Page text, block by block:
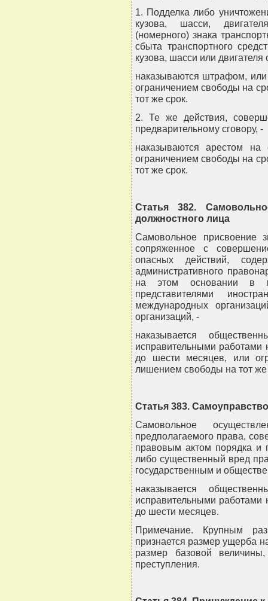
1. Подделка либо
кузова, шасси,
(номерного) знака
сбыта транспортного
кузова, шасси или
наказываются штрафом,
ограничением свободы на
тот же срок.
2. Те же действия,
предварительному сговору, -
наказываются арестом
ограничением свободы на
тот же срок.
Статья 382.
должностного лица
Самовольное присвоение
сопряженное с
опасных действий,
административного
на этом основании в
представителями
международных
организаций, -
наказывается
исправительными работами
до шести месяцев, или
лишением свободы на тот же
Статья 383. Самоуправство
Самовольное
предполагаемого права,
правовым актом порядка и
либо существенный вред
государственным и
наказывается
исправительными работами
до шести месяцев.
Примечание. Крупным
признается размер ущерба
размер базовой
преступления.